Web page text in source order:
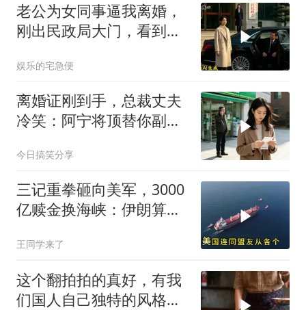
老公为女同事逼我离婚，
刚出民政局大门，看到我
娱乐的宅急便
离婚证刚到手，总裁丈夫
冷笑：阿宁将顶替你副总
今日搞笑分享
三记重拳砸向美军，3000
亿赎金换海峡：伊朗算准
王同学来了
这个翻拍拍的真好，有我
们国人自己独特的风格魅